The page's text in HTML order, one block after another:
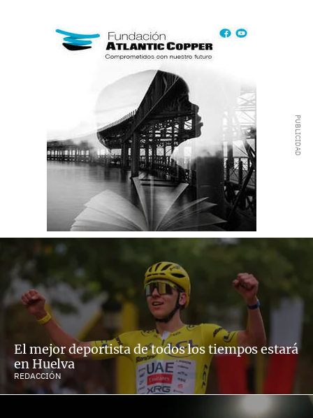
El mejor deportista de todos los tiempos estará
en Huelva
REDACCIÓN